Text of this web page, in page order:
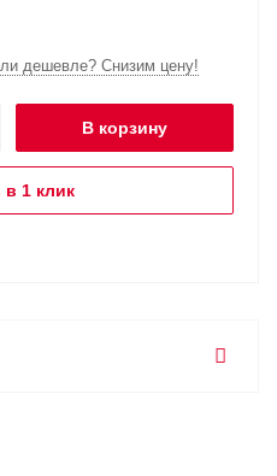
дешевле? Снизим цену!
В корзину
в 1 клик